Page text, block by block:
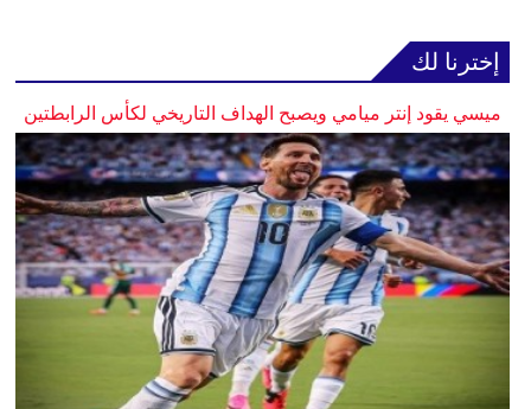
إخترنا لك
ميسي يقود إنتر ميامي ويصبح الهداف التاريخي لكأس الرابطتين